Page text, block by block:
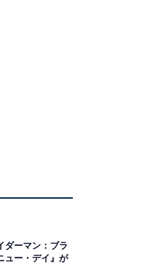
ダーマン：ブラ
ュー・デイ』が